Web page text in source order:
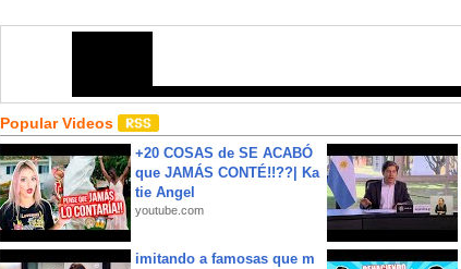
Popular Videos
+20 COSAS de SE ACABÓ
que JAMÁS CONTÉ!!??| Ka
tie Angel
youtube.com
imitando a famosas que m